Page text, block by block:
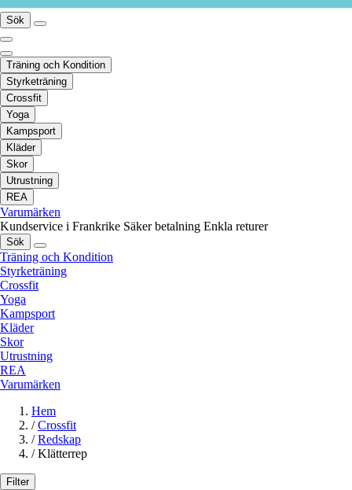
Sök
Träning och Kondition
Styrketräning
Crossfit
Yoga
Kampsport
Kläder
Skor
Utrustning
REA
Varumärken
Kundservice i Frankrike Säker betalning Enkla returer
Sök
Träning och Kondition
Styrketräning
Crossfit
Yoga
Kampsport
Kläder
Skor
Utrustning
REA
Varumärken
Hem
/ Crossfit
/ Redskap
/ Klätterrep
Filter